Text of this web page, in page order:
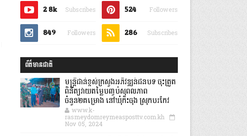
2.8k Subscribes 524 Followers
849 Followers 286 Subscribes
ព័ត៌មានជាតិ
មន្ត្រីជាន់ខ្ពស់ក្រសួងអភិវឌ្ឍន៍ជនបទ ចុះត្រួត
ពិនិត្យវាយតម្លៃបញ្ចប់សុពលភាព
ចំនួន២គម្រោង នៅឃុំកិះចុង ស្រុកបរកែវ
www.k-
rasmeydomreymeasposttv.com.kh
Nov 05, 2024